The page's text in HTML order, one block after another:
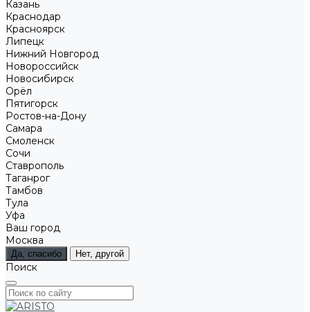
Казань
Краснодар
Красноярск
Липецк
Нижний Новгород
Новороссийск
Новосибирск
Орёл
Пятигорск
Ростов-на-Дону
Самара
Смоленск
Сочи
Ставрополь
Таганрог
Тамбов
Тула
Уфа
Ваш город
Москва
Да, спасибо Нет, другой
Поиск